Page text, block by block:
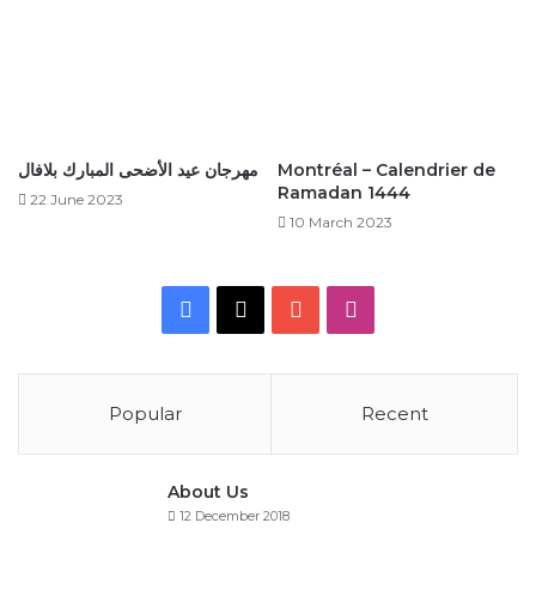
مهرجان عيد الأضحى المبارك بلافال
22 June 2023
Montréal – Calendrier de
Ramadan 1444
10 March 2023
Facebook
X YouTube
Popular Recent
About Us
12 December 2018